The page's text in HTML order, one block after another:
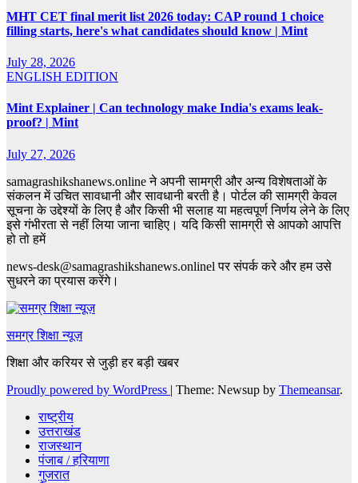
MHT CET final merit list 2026 today: CAP round 1 choice
filling starts, here's what candidates should know | Mint
July 28, 2026
ENGLISH EDITION
Mint Explainer | Can technology make India's exams leak-
proof? | Mint
July 27, 2026
samagrashikshanews.online ने अपनी सामग्री और अन्य विशेषताओं के
संकलन में उचित सावधानी और सावधानी बरती है। पोर्टल की सामग्री केवल
सूचना के उद्देश्यों के लिए है और किसी भी सलाह या महत्वपूर्ण निर्णय लेने के लिए
इसे गंभीरता से नहीं लिया जाना चाहिए। यदि किसी सामग्री से आपको आपत्ति
हो तो हमें
news-desk@samagrashikshanews.onlinel पर संपर्क करे और हम उसे
सुधरने का प्रयास करेंगे।
समग्र शिक्षा न्यूज़
शिक्षा और करियर से जुड़ी हर बड़ी खबर
Proudly powered by WordPress | Theme: Newsup by Themeansar.
राष्ट्रीय
उत्तराखंड
राजस्थान
पंजाब / हरियाणा
गुजरात